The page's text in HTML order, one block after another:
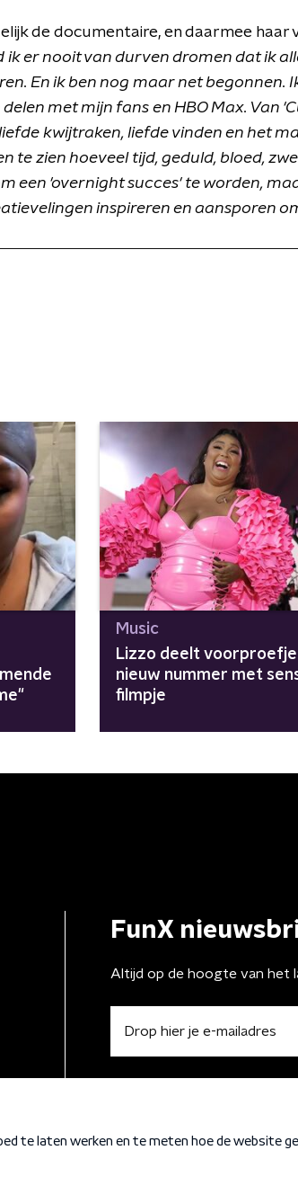
de documentaire, en daarmee haar
ik er nooit van durven dromen dat ik
En ik ben nog maar net begonnen.
met mijn fans en HBO Max. Van
kwijtraken, liefde vinden en het
te zien hoeveel tijd, geduld, bloed,
een 'overnight succes' te worden,
inspireren en aansporen
Music
Lizzo deelt voorproefje
nieuw nummer met
filmpje
FunX
Altijd op de hoogte van het